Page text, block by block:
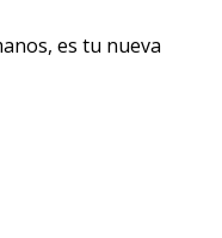
es tu nueva